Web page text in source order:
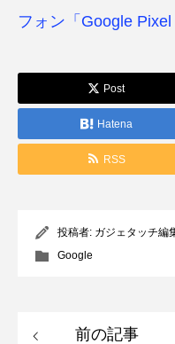
フォン「Google
Post
Hatena
RSS
投稿者: ガジェタッチ編
Google
前の記事